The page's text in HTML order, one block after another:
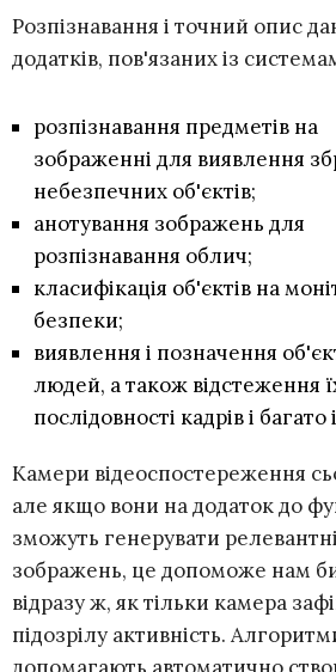
Розпізнавання і точний опис
додатків, пов'язаних із
розпізнавання предметів на
зображенні для виявлення
небезпечних об'єктів;
анотування зображень для
розпізнавання облич;
класифікація об'єктів на
безпеки;
виявлення і позначення
людей, а також відстеження
послідовності кадрів і
Камери відеоспостереження
але якщо вони на додаток до
зможуть генерувати
зображень, це допоможе нам
відразу ж, як тільки камера
підозрілу активність.